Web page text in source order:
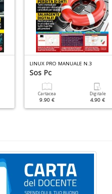
LINUX PRO MANUALE N.3
Sos Pc
Cartacea
9.90 €
Digitale
4.90 €